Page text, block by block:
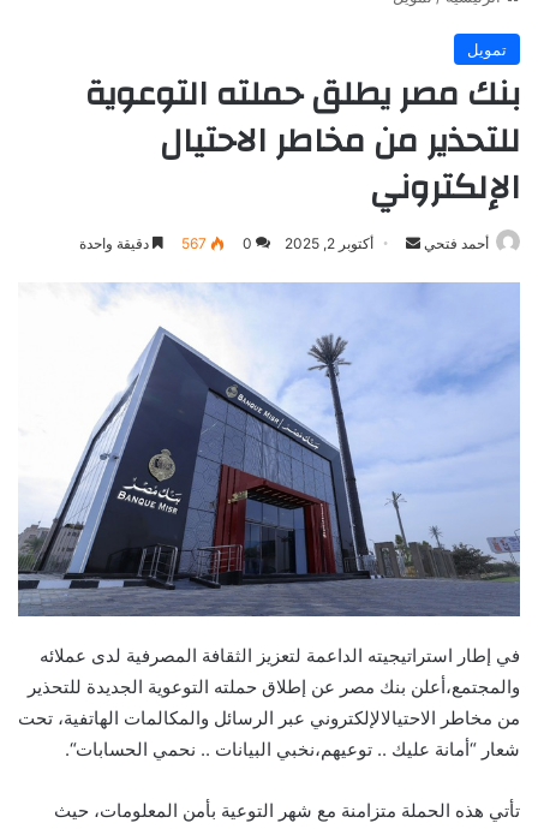
تمويل
بنك مصر يطلق حملته التوعوية
للتحذير من مخاطر الاحتيال
الإلكتروني
أحمد فتحي
أرسل أكتوبر 2, 2025 0
567 دقيقة واحدة
في إطار استراتيجيته الداعمة لتعزيز الثقافة المصرفية لدى عملائه
والمجتمع،أعلن بنك مصر عن إطلاق حملته التوعوية الجديدة للتحذير
من مخاطر الاحتيالالإلكتروني عبر الرسائل والمكالمات الهاتفية، تحت
شعار “أمانة عليك .
. توعيهم،نخبي البيانات .
. نحمي الحسابات“
.
تأتي هذه الحملة متزامنة مع شهر التوعية بأمن المعلومات، حيث